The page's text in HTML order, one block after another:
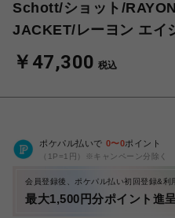
Schott/ショット/
JACKET/レーヨン エイ
￥47,300 税込
ポケパル払いで 0〜0ポイント
（1P=1円）※キャンペーン分除く
会員登録後、ポケパル払い初回登録&利
最大1,500円分ポイント進呈